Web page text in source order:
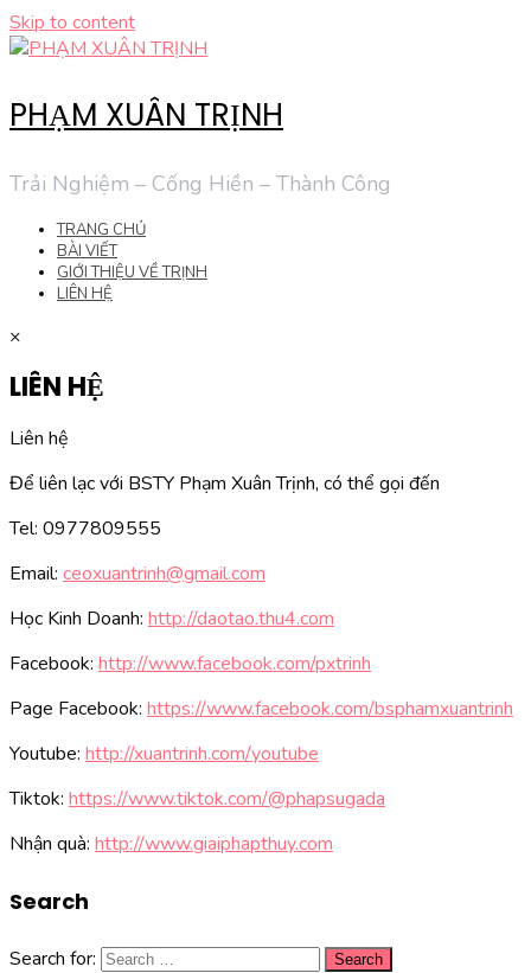
Skip to content
PHẠM XUÂN TRỊNH
Trải Nghiệm – Cống Hiền – Thành Công
TRANG CHỦ
BÀI VIẾT
GIỚI THIỆU VỀ TRỊNH
LIÊN HỆ
×
LIÊN HỆ
Liên hệ
Để liên lạc với BSTY Phạm Xuân Trịnh, có thể gọi đến
Tel: 0977809555
Email: ceoxuantrinh@gmail.com
Học Kinh Doanh: http://daotao.thu4.com
Facebook: http://www.facebook.com/pxtrinh
Page Facebook: https://www.facebook.com/bsphamxuantrinh
Youtube: http://xuantrinh.com/youtube
Tiktok: https://www.tiktok.com/@phapsugada
Nhận quà: http://www.giaiphapthuy.com
Search
Search for: